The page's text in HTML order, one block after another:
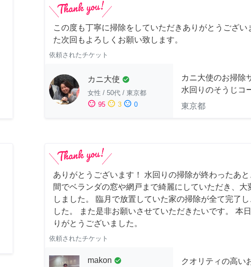
この度も丁寧に掃除をしていただきありがとうござい
た次回もよろしくお願い致します。
依頼されたチケット
カニ大使 check_circle
女性 / 50代 / 東京都
sentiment_satisfied 95 sentiment_neutral 3 sentiment_dissatisfied 0
カニ大使のお掃除
水回りのそうじコ
東京都
ありがとうございます！ 水回りの掃除が終わったあ
間でベランダの窓や網戸まで綺麗にしていただき、大
しました。 臨月で放置していた家の掃除が全て完了し
した。 また是非お願いさせていただきたいです。 本
りがとうございました。
依頼されたチケット
makon check_circle
クオリティの高い